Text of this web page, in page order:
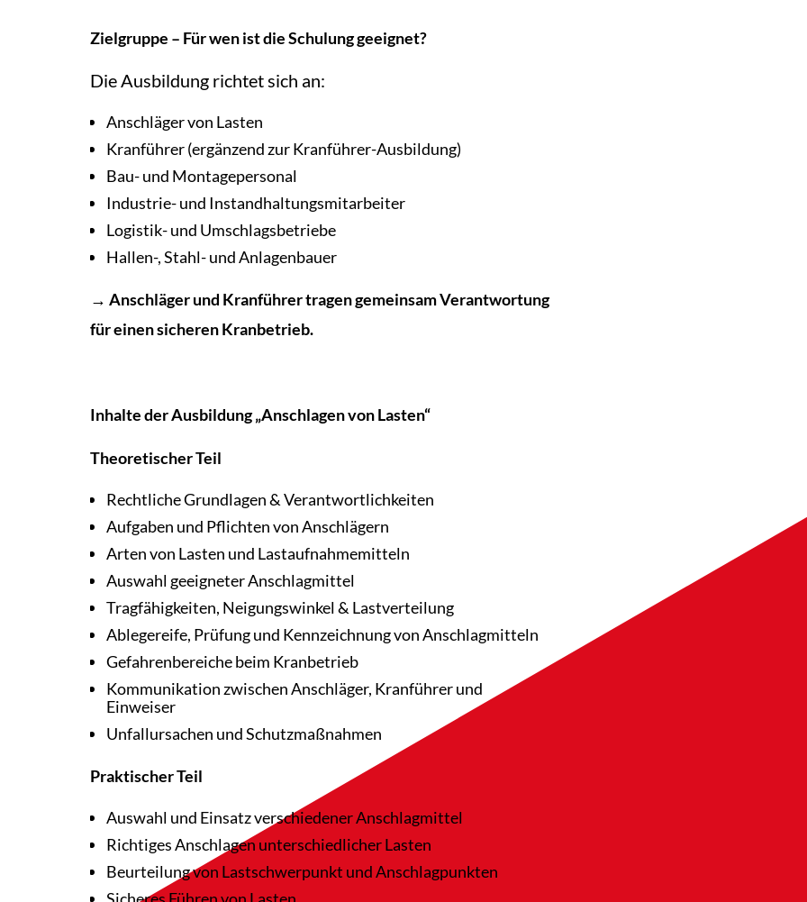
Zielgruppe – Für wen ist die Schulung geeignet?
Die Ausbildung richtet sich an:
Anschläger von Lasten
Kranführer (ergänzend zur Kranführer-Ausbildung)
Bau- und Montagepersonal
Industrie- und Instandhaltungsmitarbeiter
Logistik- und Umschlagsbetriebe
Hallen-, Stahl- und Anlagenbauer
→ Anschläger und Kranführer tragen gemeinsam Verantwortung
für einen sicheren Kranbetrieb.
Inhalte der Ausbildung „Anschlagen von Lasten“
Theoretischer Teil
Rechtliche Grundlagen & Verantwortlichkeiten
Aufgaben und Pflichten von Anschlägern
Arten von Lasten und Lastaufnahmemitteln
Auswahl geeigneter Anschlagmittel
Tragfähigkeiten, Neigungswinkel & Lastverteilung
Ablegereife, Prüfung und Kennzeichnung von Anschlagmitteln
Gefahrenbereiche beim Kranbetrieb
Kommunikation zwischen Anschläger, Kranführer und
Einweiser
Unfallursachen und Schutzmaßnahmen
Praktischer Teil
Auswahl und Einsatz verschiedener Anschlagmittel
Richtiges Anschlagen unterschiedlicher Lasten
Beurteilung von Lastschwerpunkt und Anschlagpunkten